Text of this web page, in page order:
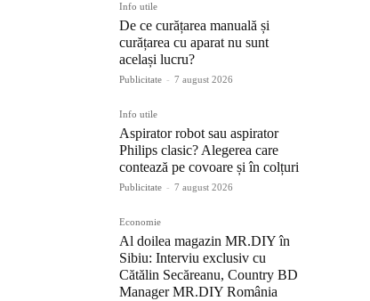
Info utile
De ce curățarea manuală și
curățarea cu aparat nu sunt
același lucru?
Publicitate - 7 august 2026
Info utile
Aspirator robot sau aspirator
Philips clasic? Alegerea care
contează pe covoare și în colțuri
Publicitate - 7 august 2026
Economie
Al doilea magazin MR.DIY în
Sibiu: Interviu exclusiv cu
Cătălin Secăreanu, Country BD
Manager MR.DIY România